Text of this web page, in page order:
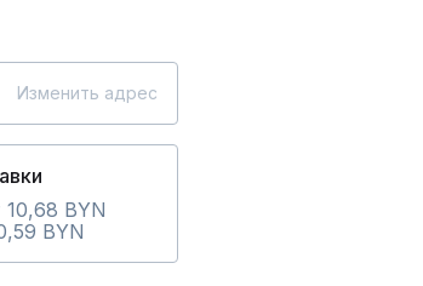
Изменить адрес
BYN
BYN